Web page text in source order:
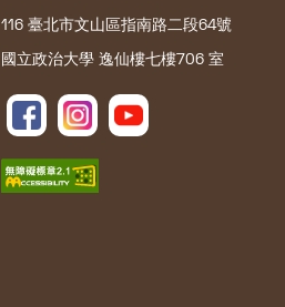
116 臺北市文山區指南路二段64號
國立政治大學 逸仙樓七樓706 室